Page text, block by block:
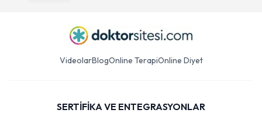
VideolarBlogOnline TerapiOnline Diyet
SERTİFİKA VE ENTEGRASYONLAR